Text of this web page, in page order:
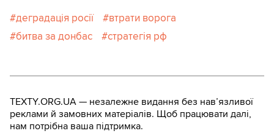
деградація росії
втрати ворога
битва за донбас
стратегія рф
TEXTY.ORG.UA — незалежне видання без навʼязливої
реклами й замовних матеріалів. Щоб працювати далі,
нам потрібна ваша підтримка.